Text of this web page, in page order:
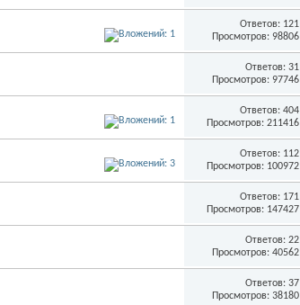
Ответов: 121
Просмотров: 98806
Ответов: 31
Просмотров: 97746
Ответов: 404
Просмотров: 211416
Ответов: 112
Просмотров: 100972
Ответов: 171
Просмотров: 147427
Ответов: 22
Просмотров: 40562
Ответов: 37
Просмотров: 38180